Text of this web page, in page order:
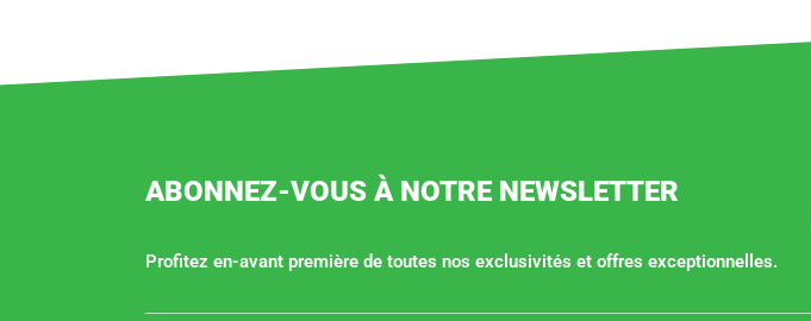
ABONNEZ-VOUS À NOTRE NEWSLETTER
Profitez en-avant première de toutes nos exclusivités et offres exceptionnelles.